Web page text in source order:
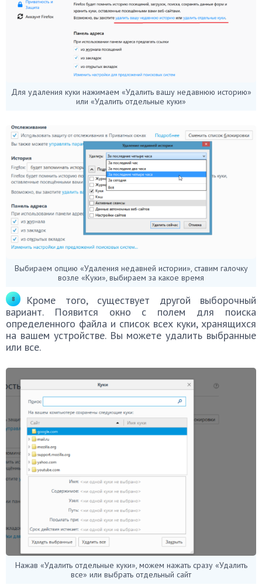
Для удаления куки нажимаем «Удалить вашу недавнюю историю»
или «Удалить отдельные куки»
Выбираем опцию «Удаления недавней истории», ставим галочку
возле «Куки», выбираем за какое время
Кроме того, существует другой выборочный
вариант. Появится окно с полем для поиска
определенного файла и список всех куки, хранящихся
на вашем устройстве. Вы можете удалить выбранные
или все.
Нажав «Удалить отдельные куки», можем нажать сразу «Удалить
все» или выбрать отдельный сайт